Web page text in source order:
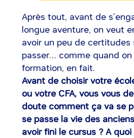
Après tout, avant de
longue aventure, on veut
avoir un peu de certitudes
passer… comme quand
formation, en fait.
Avant de choisir votre
ou votre CFA, vous vous
doute comment ça va se
se passe la vie des
avoir fini le cursus ? A